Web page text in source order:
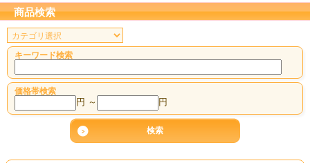
商品検索
キーワード検索
価格帯検索
円 ～ 円